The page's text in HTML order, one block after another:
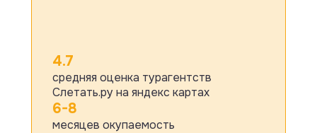
4.7
средняя оценка турагентств
Слетать.ру на яндекс картах
6-8
месяцев окупаемость